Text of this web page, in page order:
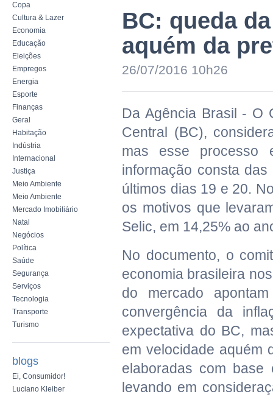
Copa
Cultura & Lazer
Economia
Educação
Eleições
Empregos
Energia
Esporte
Finanças
Geral
Habitação
Indústria
Internacional
Justiça
Meio Ambiente
Meio Ambiente
Mercado Imobiliário
Natal
Negócios
Política
Saúde
Segurança
Serviços
Tecnologia
Transporte
Turismo
blogs
Ei, Consumidor!
Luciano Kleiber
BC: queda
aquém da
26/07/2016 10h26
Da Agência Brasil - O
Central (BC),
mas esse processo
informação consta
últimos dias 19 e 20.
os motivos que
Selic, em 14,25% ao
No documento, o
economia brasileira
do mercado
convergência da
expectativa do BC,
em velocidade aquém
elaboradas com
levando em